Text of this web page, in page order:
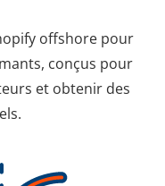
offshore pour
conçus pour
et obtenir des